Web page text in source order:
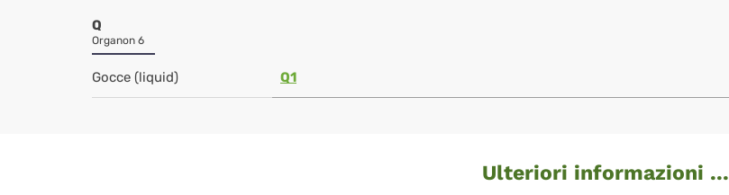
Q
Organon 6
Gocce (liquid) Q1
Ulteriori informazioni ...